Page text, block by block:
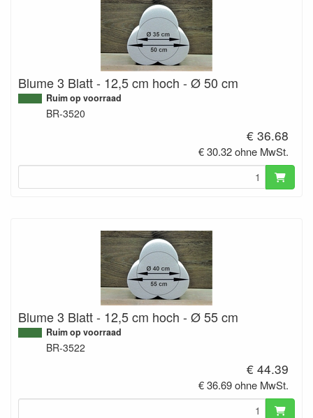
Blume 3 Blatt - 12,5 cm hoch - Ø 50 cm
Ruim op voorraad
BR-3520
€ 36.68
€ 30.32 ohne MwSt.
Blume 3 Blatt - 12,5 cm hoch - Ø 55 cm
Ruim op voorraad
BR-3522
€ 44.39
€ 36.69 ohne MwSt.